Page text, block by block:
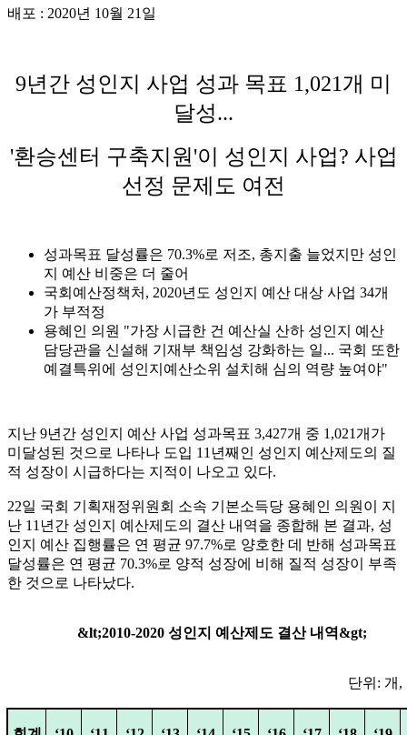
배포 : 2020년 10월 21일
9년간 성인지 사업 성과 목표 1,021개 미
달성...
'환승센터 구축지원'이 성인지 사업? 사업
선정 문제도 여전
성과목표 달성률은 70.3%로 저조, 총지출 늘었지만 성인
지 예산 비중은 더 줄어
국회예산정책처, 2020년도 성인지 예산 대상 사업 34개
가 부적정
용혜인 의원 "가장 시급한 건 예산실 산하 성인지 예산
담당관을 신설해 기재부 책임성 강화하는 일... 국회 또한
예결특위에 성인지예산소위 설치해 심의 역량 높여야"
지난 9년간 성인지 예산 사업 성과목표 3,427개 중 1,021개가
미달성된 것으로 나타나 도입 11 년째인 성인지 예산제도의 질
적 성장이 시급하다는 지적이 나오고 있다.
22일 국회 기획재정위원회 소속 기본소득당 용혜인 의원이 지
난 11 년간 성인지 예산제도의 결산 내역을 종합해 본 결과, 성
인지 예산 집행률은 연 평균 97.7%로 양호한 데 반해 성과목표
달성률은 연 평균 70.3%로 양적 성장에 비해 질적 성장이 부족
한 것으로 나타났다.
&lt;2010-2020 성인지 예산제도 결산 내역&gt;
단위 : 개 ,